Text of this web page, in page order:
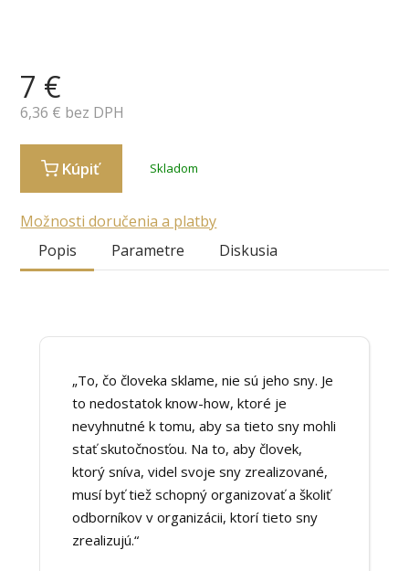
7 €
6,36 € bez DPH
Kúpiť Skladom
Možnosti doručenia a platby
Popis
Parametre Diskusia
„To, čo človeka sklame, nie sú jeho sny. Je
to nedostatok know-how, ktoré je
nevyhnutné k tomu, aby sa tieto sny mohli
stať skutočnosťou. Na to, aby človek,
ktorý sníva, videl svoje sny zrealizované,
musí byť tiež schopný organizovať a školiť
odborníkov v organizácii, ktorí tieto sny
zrealizujú.“